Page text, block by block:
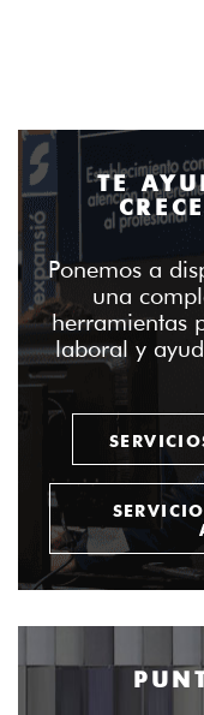
TE
Ponemos a
una
herramientas
laboral y